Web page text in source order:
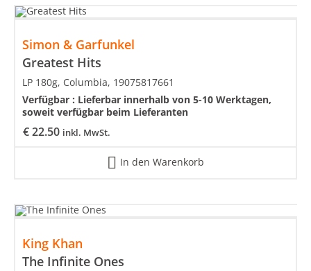
Simon & Garfunkel
Greatest Hits
€22.50 inkl. MwSt.
LP 180g, Columbia, 19075817661
Verfügbar : Lieferbar innerhalb von 5-10 Werktagen,
soweit verfügbar beim Lieferanten
In den Warenkorb
King Khan
The Infinite Ones